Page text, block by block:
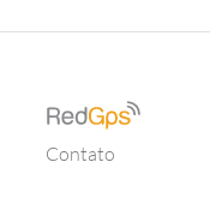
Contato